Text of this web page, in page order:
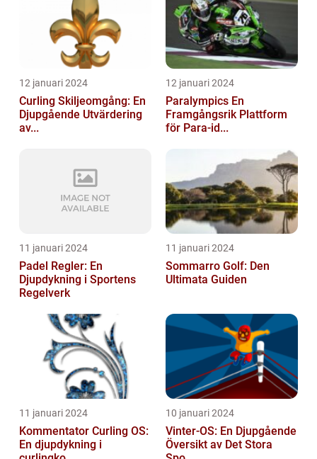
12 januari 2024
Curling Skiljeomgång: En
Djupgående Utvärdering
av...
12 januari 2024
Paralympics En
Framgångsrik Plattform
för Para-id...
11 januari 2024
Padel Regler: En
Djupdykning i Sportens
Regelverk
11 januari 2024
Sommarro Golf: Den
Ultimata Guiden
11 januari 2024
Kommentator Curling OS:
En djupdykning i
10 januari 2024
Vinter-OS: En Djupgående
Översikt av Det Stora